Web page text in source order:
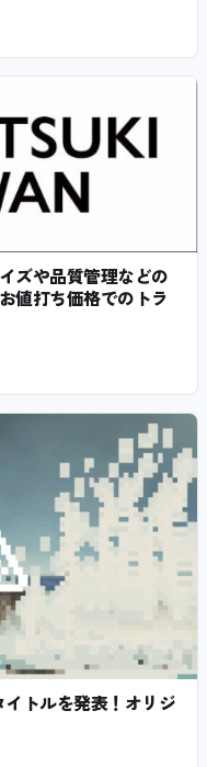
ズや品質管理などの
値打ち価格でのトラ
トルを発表！オリジ